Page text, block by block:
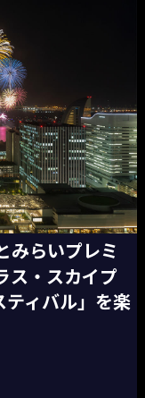
みらいプレミ
ス・スカイプ
ティバル」を楽